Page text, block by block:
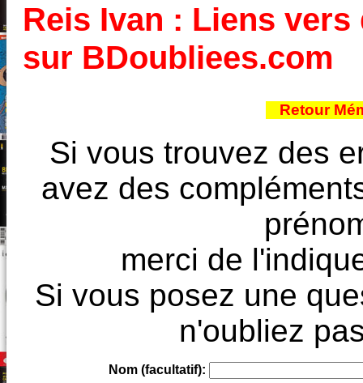
Reis Ivan : Liens
sur BDoubliees.com
Retour
Si vous trouvez des
avez des
merci de
Si vous posez une
n'oubliez
Nom (facultatif):